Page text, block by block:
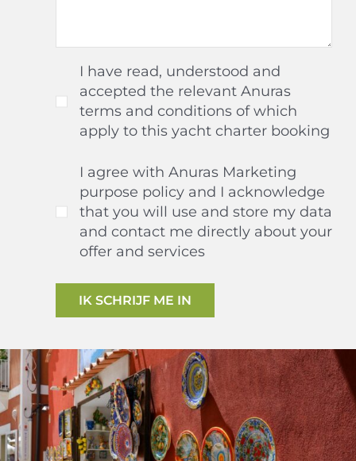
I have read, understood and
accepted the relevant Anuras
terms and conditions of which
apply to this yacht charter booking
I agree with Anuras Marketing
purpose policy and I acknowledge
that you will use and store my data
and contact me directly about your
offer and services
IK SCHRIJF ME IN